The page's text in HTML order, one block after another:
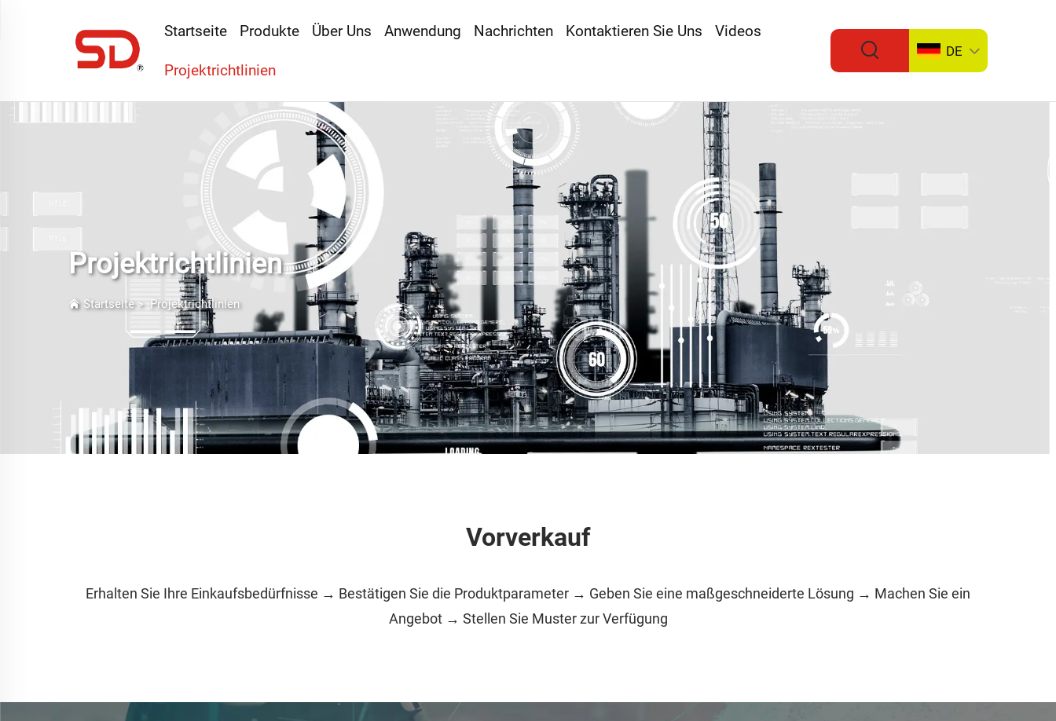
Startseite Produkte Über Uns Anwendung Nachrichten Kontaktieren Sie Uns Videos
Projektrichtlinien
DE
Projektrichtlinien
Startseite> Projektrichtlinien
Vorverkauf
Erhalten Sie Ihre Einkaufsbedürfnisse → Bestätigen Sie die Produktparameter → Geben Sie eine maßgeschneiderte Lösung → Machen Sie ein
Angebot → Stellen Sie Muster zur Verfügung